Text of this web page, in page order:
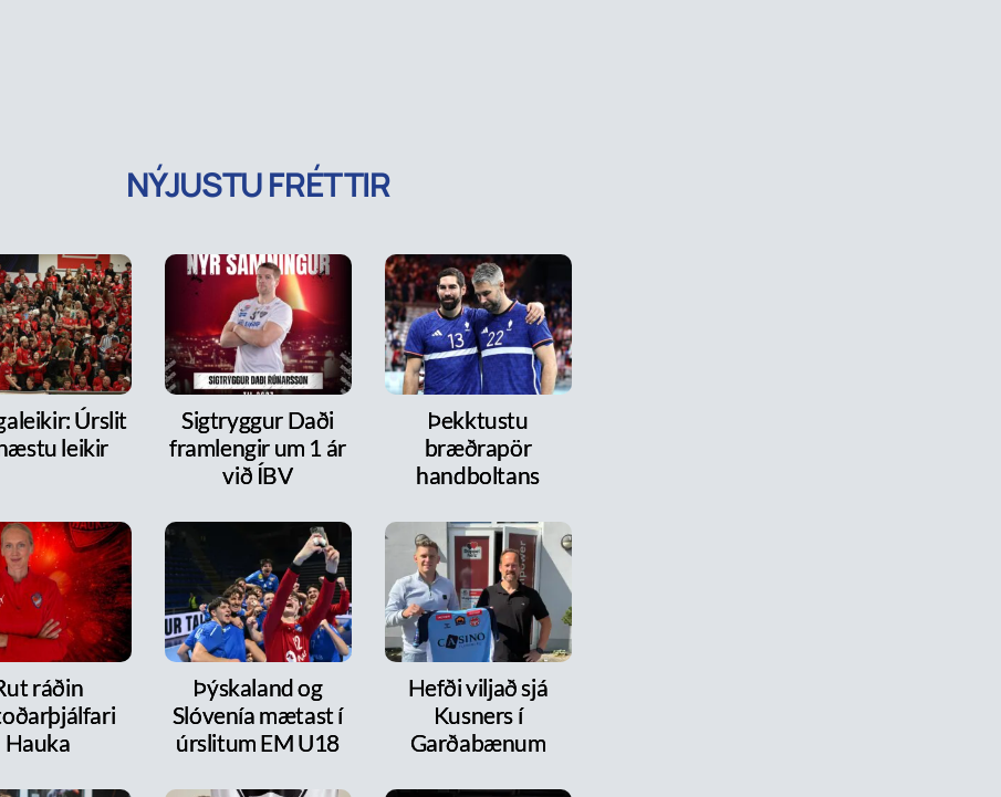
NÝJUSTU FRÉTTIR
Úrslit
leikir
Sigtryggur Daði
framlengir um 1 ár
við ÍBV
Þekktustu
bræðrapör
handboltans
ráðin
Hauka
Þýskaland og
Slóvenía mætast í
úrslitum EM U18
Hefði viljað sjá
Kusners í
Garðabænum